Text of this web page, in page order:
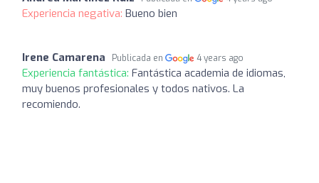
Experiencia negativa: Bueno bien
Irene Camarena Publicada en 4 years ago
Experiencia fantástica: Fantástica academia de idiomas,
muy buenos profesionales y todos nativos. La
recomiendo.